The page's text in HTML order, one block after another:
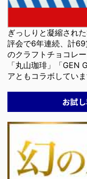
ぎっしりと凝縮され
評会で6年連続、計
のクラフトチョコレ
「丸山珈琲」「
アともコラボしていま
お試